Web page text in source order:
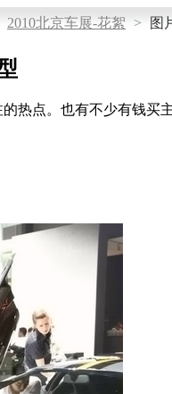
2010北京车展-花絮 > 图
热点。也有不少有钱买